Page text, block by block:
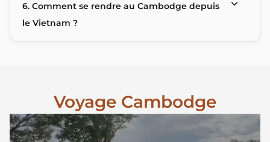
6. Comment se rendre au Cambodge depuis
le Vietnam ?
Voyage Cambodge